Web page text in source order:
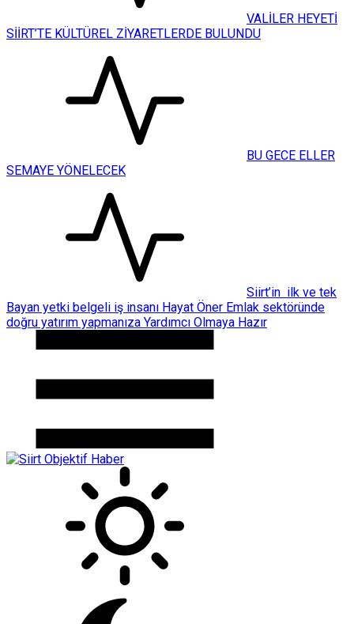
VALİLER HEYETİ
SİİRT’TE KÜLTÜREL ZİYARETLERDE BULUNDU
BU GECE ELLER
SEMAYE YÖNELECEK
Siirt’in ilk ve tek
Bayan yetki belgeli iş insanı Hayat Öner Emlak sektöründe
doğru yatırım yapmanıza Yardımcı Olmaya Hazır